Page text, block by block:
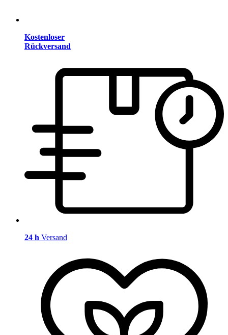
Kostenloser
Rückversand
24 h Versand